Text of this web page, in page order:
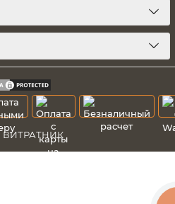
ВИТРАТНИК